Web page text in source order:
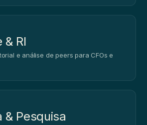
RI
e análise de peers para CFOs e
& Pesquisa